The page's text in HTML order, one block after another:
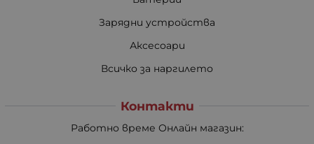
Зарядни устройства
Аксесоари
Всичко за наргилето
Контакти
Работно време Онлайн магазин: